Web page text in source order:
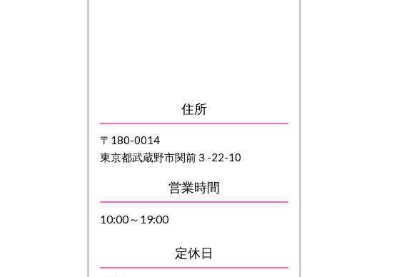
住所
〒180-0014
東京都武蔵野市関前３-22-10
営業時間
10:00～19:00
定休日